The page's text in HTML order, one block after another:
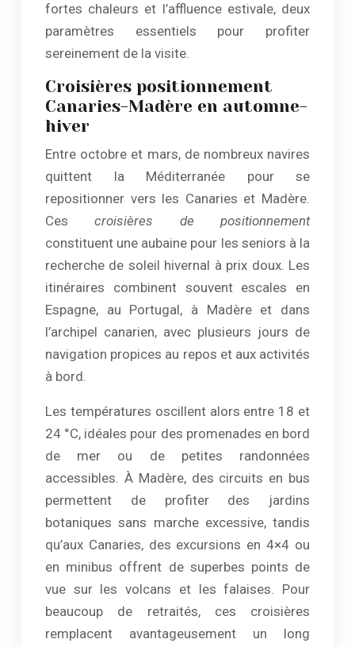
fortes chaleurs et l’affluence estivale, deux
paramètres essentiels pour profiter
sereinement de la visite.
Croisières positionnement
Canaries-Madère en automne-
hiver
Entre octobre et mars, de nombreux navires
quittent la Méditerranée pour se
repositionner vers les Canaries et Madère.
Cescroisières de positionnement
constituent une aubaine pour les seniors à la
recherche de soleil hivernal à prix doux. Les
itinéraires combinent souvent escales en
Espagne, au Portugal, à Madère et dans
l’archipel canarien, avec plusieurs jours de
navigation propices au repos et aux activités
à bord.
Les températures oscillent alors entre 18 et
24 °C, idéales pour des promenades en bord
de mer ou de petites randonnées
accessibles. À Madère, des circuits en bus
permettent de profiter des jardins
botaniques sans marche excessive, tandis
qu’aux Canaries, des excursions en 4×4 ou
en minibus offrent de superbes points de
vue sur les volcans et les falaises. Pour
beaucoup de retraités, ces croisières
remplacent avantageusement un long